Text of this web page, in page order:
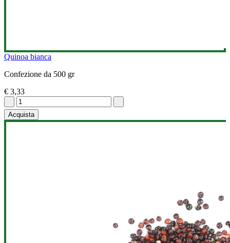
Quinoa bianca
Confezione da 500 gr
€ 3,33
Acquista